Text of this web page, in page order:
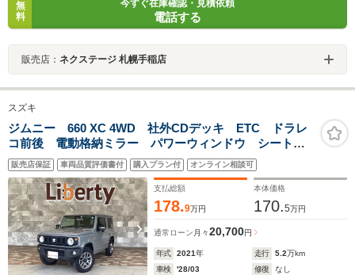
無
料
今すぐ在庫確認・見積依頼
電話する
販売店： ネクステージ 札幌手稲店
スズキ
ジムニー 660 XC 4WD 社外CDデッキ ETC ドラレ
コ前後 電動格納ミラー パワーウィンドウ シートヒ
ーター ヘッドランプウォッシャー 衝突軽減ブレー
キ クルーズコントロール オートエアコン ステアリ
ングスイッチ
販売店保証 車両品質評価書付 購入プラン付 オンライン相談可
支払総額
178.9万円
本体価格
170.5万円
通常ローン 月々20,700円
年式 2021年 走行 5.2万km
車検
'28/03 修復
なし